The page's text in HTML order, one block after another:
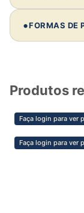
do
•FORMAS DE
Produtos
Faça login para ver
Faça login para ver